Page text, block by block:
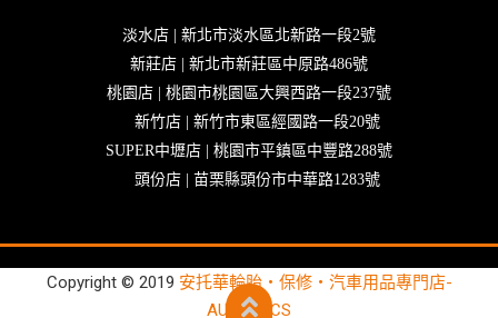
淡水店 | 新北市淡水區北新路一段2號
新莊店 | 新北市新莊區中原路486號
桃園店 | 桃園市桃園區大興西路一段237號
新竹店 | 新竹市東區經國路一段20號
SUPER中壢店 | 桃園市平鎮區中豐路288號
頭份店 | 苗栗縣頭份市中華路1283號
Copyright © 2019 安托華輪胎‧保修‧汽車用品專門店-
AUTOBACS